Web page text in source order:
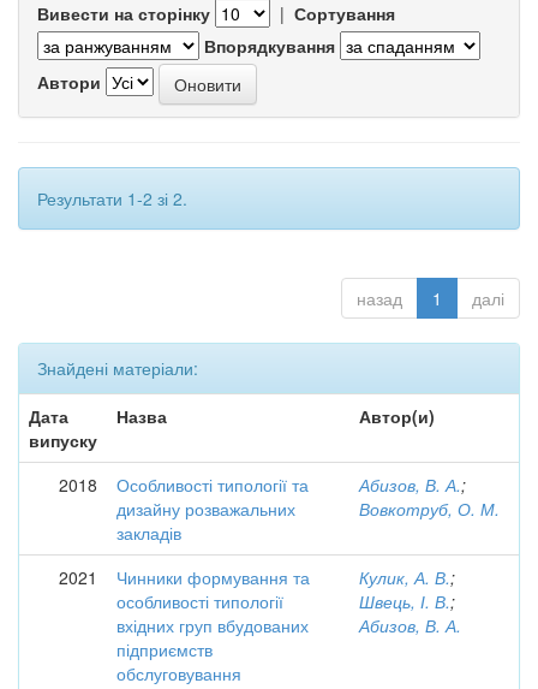
Вивести на сторінку | Сортування
Впорядкування
Автори
Результати 1-2 зі 2.
назад 1 далі
Знайдені матеріали:
Дата
випуску
Назва Автор(и)
2018
Особливості типології та
дизайну розважальних
закладів
Абизов, В. А.;
Вовкотруб, О. М.
2021
Чинники формування та
особливості типології
вхідних груп вбудованих
підприємств
обслуговування
Кулик, А. В.;
Швець, І. В.;
Абизов, В. А.